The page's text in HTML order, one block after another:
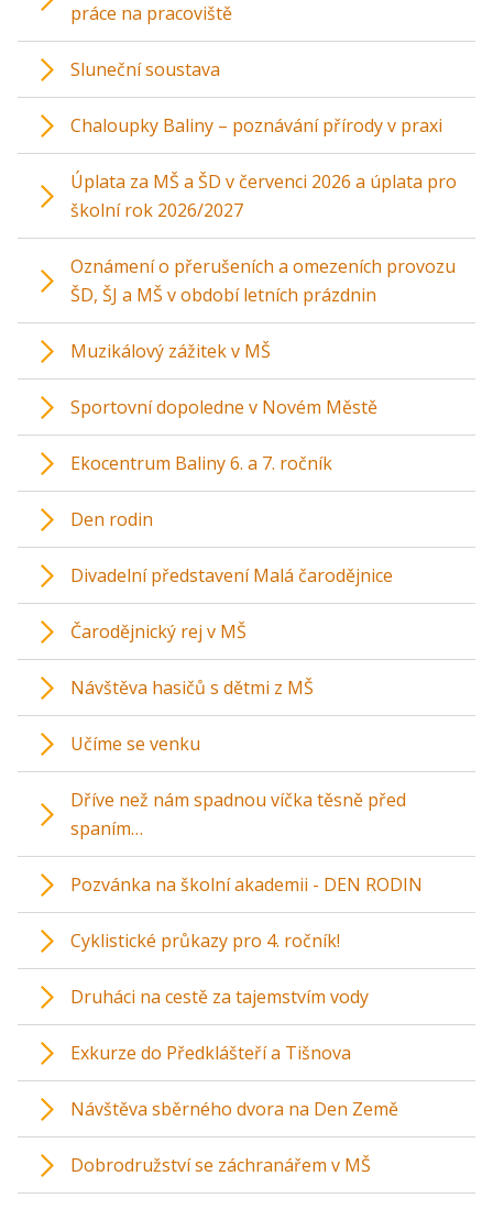
práce na pracoviště
Sluneční soustava
Chaloupky Baliny – poznávání přírody v praxi
Úplata za MŠ a ŠD v červenci 2026 a úplata pro
školní rok 2026/2027
Oznámení o přerušeních a omezeních provozu
ŠD, ŠJ a MŠ v období letních prázdnin
Muzikálový zážitek v MŠ
Sportovní dopoledne v Novém Městě
Ekocentrum Baliny 6. a 7. ročník
Den rodin
Divadelní představení Malá čarodějnice
Čarodějnický rej v MŠ
Návštěva hasičů s dětmi z MŠ
Učíme se venku
Dříve než nám spadnou víčka těsně před
spaním…
Pozvánka na školní akademii - DEN RODIN
Cyklistické průkazy pro 4. ročník!
Druháci na cestě za tajemstvím vody
Exkurze do Předklášteří a Tišnova
Návštěva sběrného dvora na Den Země
Dobrodružství se záchranářem v MŠ